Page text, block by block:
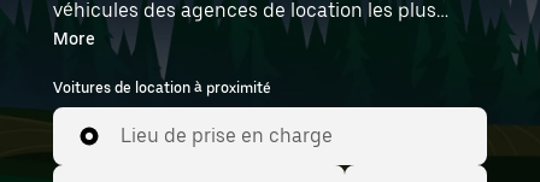
véhicules des agences de location les plus
populaires avec Uber Rent. Des voitures
électriques aux berlines de luxe en passant par
les SUV, vous trouverez des véhicules adaptés
aux voyageurs en solo et aux groupes comptant
jusqu'à sept personnes. Saisissez l'heure et
More
Voitures de location à proximité
Lieu de prise en charge